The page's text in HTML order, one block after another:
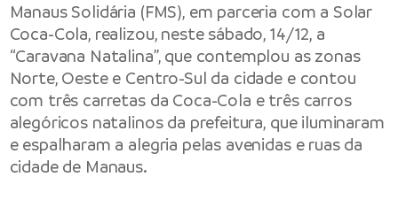
Manaus Solidária (FMS), em parceria com a Solar
Coca-Cola, realizou, neste sábado, 14/12, a
“Caravana Natalina”, que contemplou as zonas
Norte, Oeste e Centro-Sul da cidade e contou
com três carretas da Coca-Cola e três carros
alegóricos natalinos da prefeitura, que iluminaram
e espalharam a alegria pelas avenidas e ruas da
cidade de Manaus.